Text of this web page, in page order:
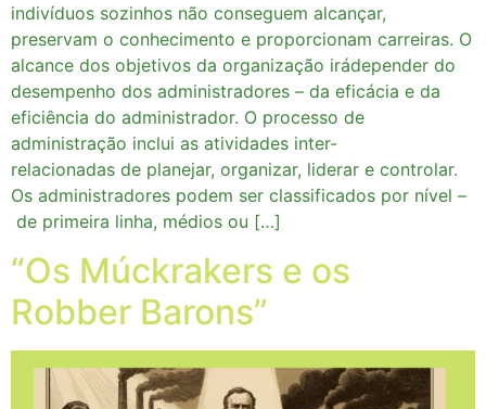
indivíduos sozinhos não conseguem alcançar,
preservam o conhecimento e proporcionam carreiras. O
alcance dos objetivos da organização irádepender do
desempenho dos administradores – da eficácia e da
eficiência do administrador. O processo de
administração inclui as atividades inter-
relacionadas de planejar, organizar, liderar e controlar.
Os administradores podem ser classificados por nível –
de primeira linha, médios ou […]
“Os Múckrakers e os
Robber Barons”